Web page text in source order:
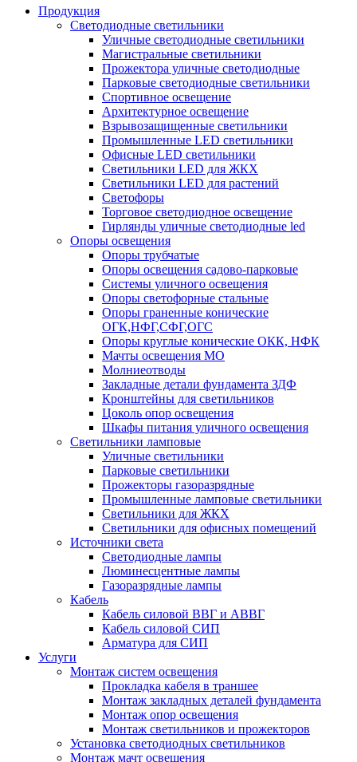
Продукция
Светодиодные светильники
Уличные светодиодные светильники
Магистральные светильники
Прожектора уличные светодиодные
Парковые светодиодные светильники
Спортивное освещение
Архитектурное освещение
Взрывозащищенные светильники
Промышленные LED светильники
Офисные LED светильники
Cветильники LED для ЖКХ
Светильники LED для растений
Светофоры
Торговое светодиодное освещение
Гирлянды уличные светодиодные led
Опоры освещения
Опоры трубчатые
Опоры освещения садово-парковые
Системы уличного освещения
Опоры светофорные стальные
Опоры граненные конические
ОГК,НФГ,СФГ,ОГС
Опоры круглые конические ОКК, НФК
Мачты освещения МО
Молниеотводы
Закладные детали фундамента ЗДФ
Кронштейны для светильников
Цоколь опор освещения
Шкафы питания уличного освещения
Светильники ламповые
Уличные светильники
Парковые светильники
Прожекторы газоразрядные
Промышленные ламповые светильники
Светильники для ЖКХ
Светильники для офисных помещений
Источники света
Светодиодные лампы
Люминесцентные лампы
Газоразрядные лампы
Кабель
Кабель силовой ВВГ и АВВГ
Кабель силовой СИП
Арматура для СИП
Услуги
Монтаж систем освещения
Прокладка кабеля в траншее
Монтаж закладных деталей фундамента
Монтаж опор освещения
Монтаж светильников и прожекторов
Установка светодиодных светильников
Монтаж мачт освещения